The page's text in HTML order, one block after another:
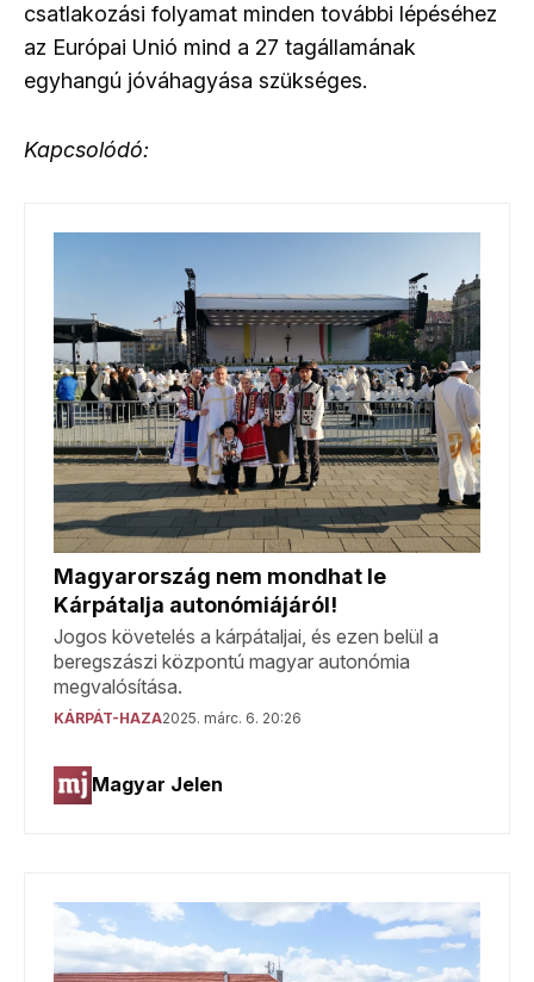
csatlakozási folyamat minden további lépéséhez
az Európai Unió mind a 27 tagállamának
egyhangú jóváhagyása szükséges.
Kapcsolódó: